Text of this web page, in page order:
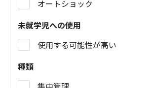
オートショック
未就学児への使用
使用する可能性が高い
種類